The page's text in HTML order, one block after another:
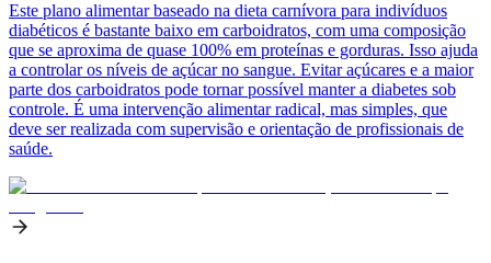
Este plano alimentar baseado na dieta carnívora para indivíduos
diabéticos é bastante baixo em carboidratos, com uma composição
que se aproxima de quase 100% em proteínas e gorduras. Isso ajuda
a controlar os níveis de açúcar no sangue. Evitar açúcares e a maior
parte dos carboidratos pode tornar possível manter a diabetes sob
controle. É uma intervenção alimentar radical, mas simples, que
deve ser realizada com supervisão e orientação de profissionais de
saúde.